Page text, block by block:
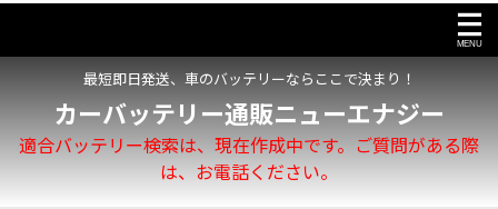
最短即日発送、車のバッテリーならここで決まり！
カーバッテリー通販ニューエナジー
適合バッテリー検索は、現在作成中です。ご質問がある際
は、お電話ください。